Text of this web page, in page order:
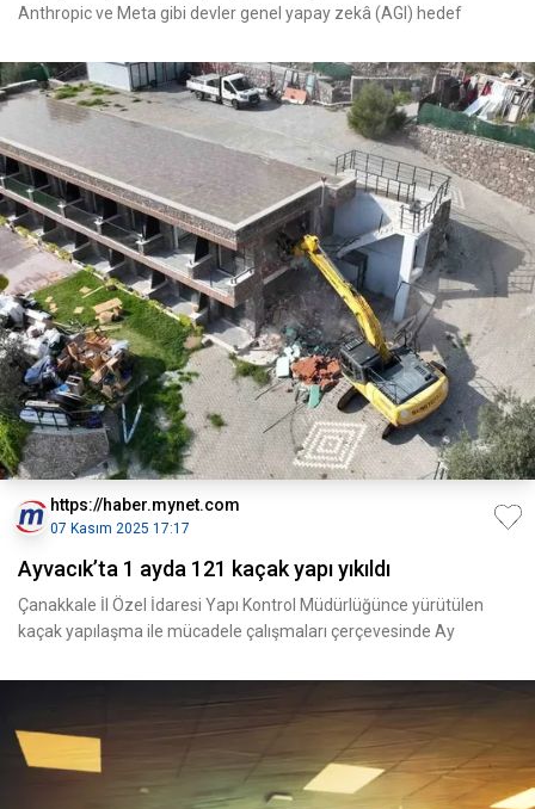
Anthropic ve Meta gibi devler genel yapay zekâ (AGI) hedef
https://haber.mynet.com
07 Kasım 2025 17:17
Ayvacık’ta 1 ayda 121 kaçak yapı yıkıldı
Çanakkale İl Özel İdaresi Yapı Kontrol Müdürlüğünce yürütülen
kaçak yapılaşma ile mücadele çalışmaları çerçevesinde Ay